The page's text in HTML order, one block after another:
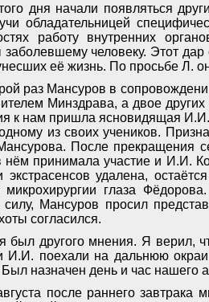
дня начали появляться
обладательницей
работу внутренних
заболевшему человеку. Этот
её жизнь. По просьбе Л.
раз Мансуров в
Минздрава, а двое
к нам пришла ясновидящая И.И.
из своих учеников.
После прекращения
нём принимала участие и И.И.
экстрасенсов удалена,
микрохирургии глаза
силу, Мансуров просил
согласился.
был другого мнения. Я верил,
И.И. поехали на дальнюю
назначен день и час нашего
после раннего